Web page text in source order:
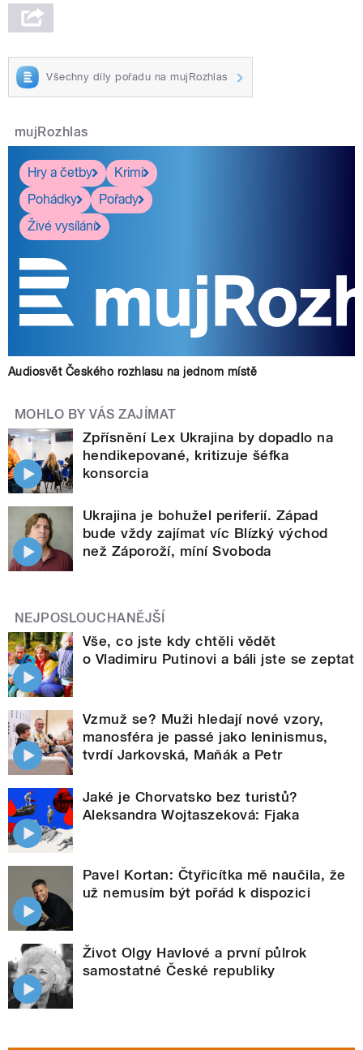
Všechny díly pořadu na mujRozhlas
mujRozhlas
Hry a četby
Krimi
Pohádky
Pořady
Živé vysílání
Audiosvět Českého rozhlasu na jednom místě
MOHLO BY VÁS ZAJÍMAT
Zpřísnění Lex Ukrajina by dopadlo na
hendikepované, kritizuje šéfka
konsorcia
Ukrajina je bohužel periferií. Západ
bude vždy zajímat víc Blízký východ
než Záporoží, míní Svoboda
NEJPOSLOUCHANĚJŠÍ
Vše, co jste kdy chtěli vědět
o Vladimiru Putinovi a báli jste se zeptat
Vzmuž se? Muži hledají nové vzory,
manosféra je passé jako leninismus,
tvrdí Jarkovská, Maňák a Petr
Jaké je Chorvatsko bez turistů?
Aleksandra Wojtaszeková: Fjaka
Pavel Kortan: Čtyřicítka mě naučila, že
už nemusím být pořád k dispozici
Život Olgy Havlové a první půlrok
samostatné České republiky